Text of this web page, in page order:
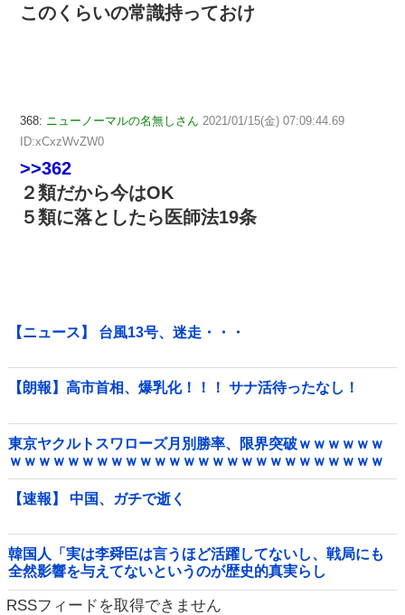
このくらいの常識持っておけ
368: ニューノーマルの名無しさん 2021/01/15(金) 07:09:44.69
ID:xCxzWvZW0
>>362
２類だから今はOK
５類に落としたら医師法19条
【ニュース】 台風13号、迷走・・・
【朗報】高市首相、爆乳化！！！ サナ活待ったなし！
東京ヤクルトスワローズ月別勝率、限界突破ｗｗｗｗｗｗ
ｗｗｗｗｗｗｗｗｗｗｗｗｗｗｗｗｗｗｗｗｗｗｗｗｗｗ
ｗｗｗｗｗｗｗｗｗｗｗ他
【速報】 中国、ガチで逝く
韓国人「実は李舜臣は言うほど活躍してないし、戦局にも
全然影響を与えてないというのが歴史的真実らし
い・・・」
RSSフィードを取得できません